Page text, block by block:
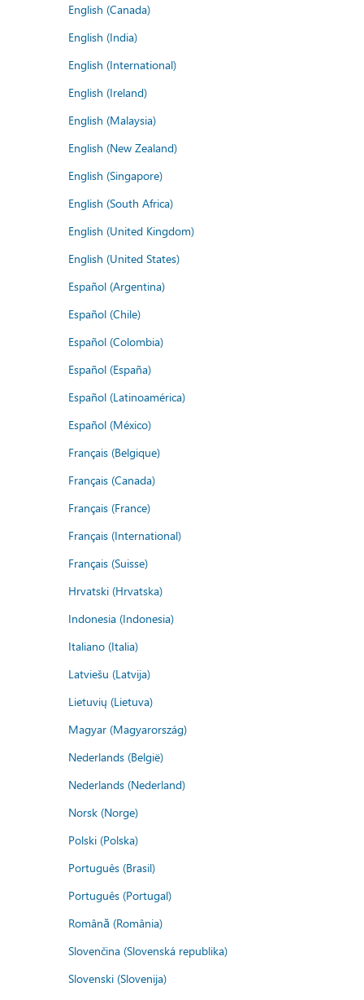
English (Canada)
English (India)
English (International)
English (Ireland)
English (Malaysia)
English (New Zealand)
English (Singapore)
English (South Africa)
English (United Kingdom)
English (United States)
Español (Argentina)
Español (Chile)
Español (Colombia)
Español (España)
Español (Latinoamérica)
Español (México)
Français (Belgique)
Français (Canada)
Français (France)
Français (International)
Français (Suisse)
Hrvatski (Hrvatska)
Indonesia (Indonesia)
Italiano (Italia)
Latviešu (Latvija)
Lietuvių (Lietuva)
Magyar (Magyarország)
Nederlands (België)
Nederlands (Nederland)
Norsk (Norge)
Polski (Polska)
Português (Brasil)
Português (Portugal)
Română (România)
Slovenčina (Slovenská republika)
Slovenski (Slovenija)